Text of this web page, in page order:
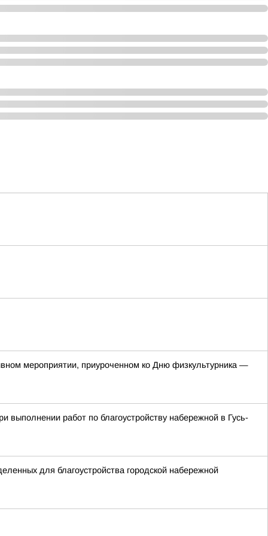
мероприятии, приуроченном ко Дню физкультурника —
работ по благоустройству набережной в Гусь-
для благоустройства городской набережной